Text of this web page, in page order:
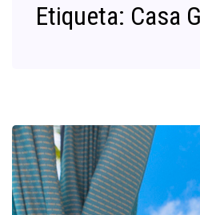
Etiqueta: Casa